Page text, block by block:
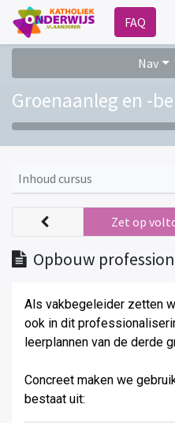
FAQ
Nav
Groenaanleg en -
Inhoud cursus
Opbouw
Zet op
Als vakbegeleider zetten
ook in dit
leerplannen van de derde
Concreet maken we
bestaat uit: